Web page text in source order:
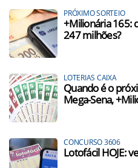
PRÓXIMO SORTEIO
+Milionária 165:
247 milhões?
LOTERIAS CAIXA
Quando é o
Mega-Sena,
CONCURSO 3606
Lotofácil HOJE: